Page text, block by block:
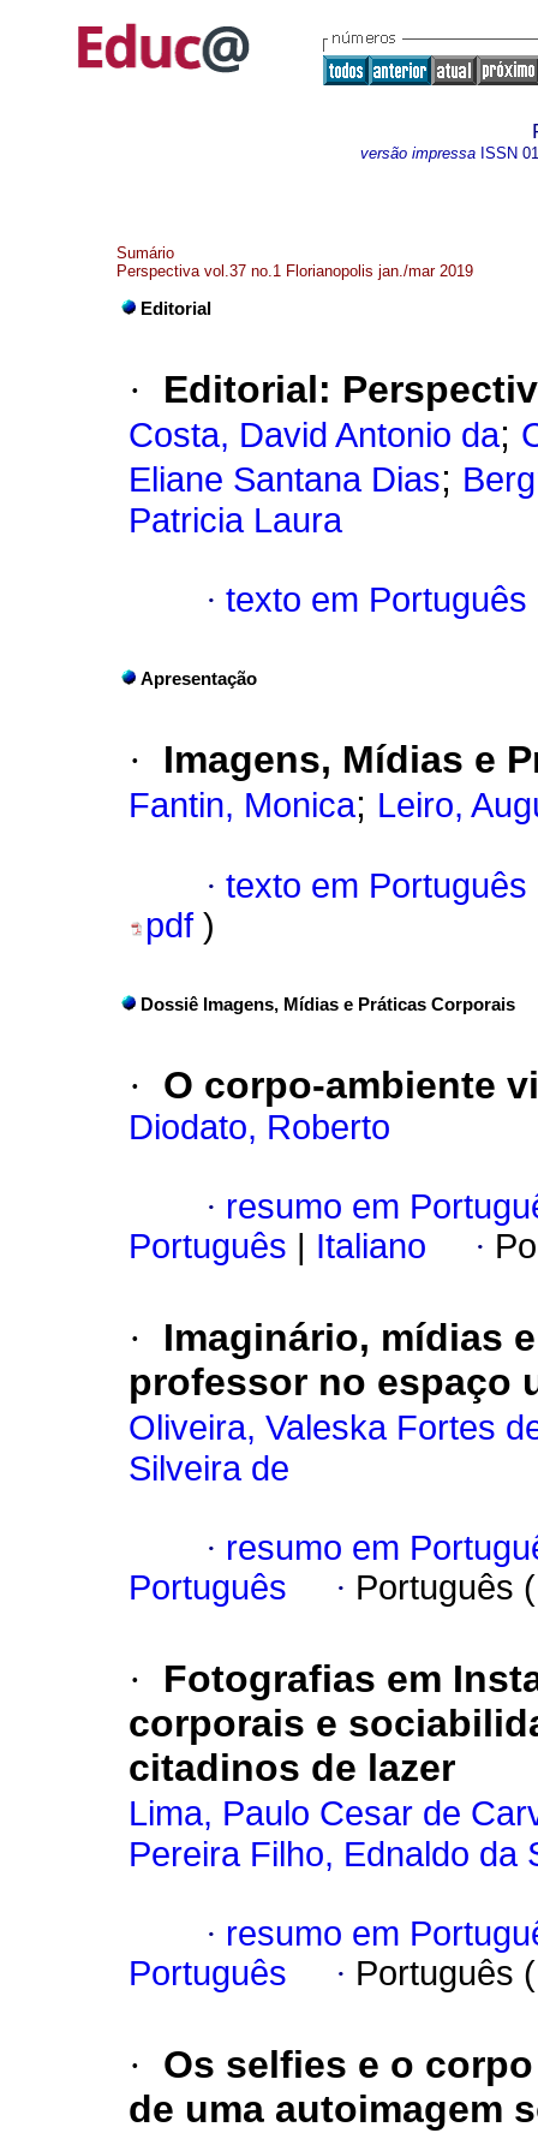
versão impressa ISSN
Sumário
Perspectiva vol.37 no.1 Florianopolis jan./mar 2019
Editorial
· Editorial:
Costa, David Antonio da;
Eliane Santana Dias;
Patricia Laura
· texto em Português
Apresentação
· Imagens, Mídias e
Fantin, Monica; Leiro,
· texto em Português
pdf )
Dossiê Imagens, Mídias e Práticas Corporais
· O corpo-ambiente
Diodato, Roberto
· resumo em
Português
Italiano ·
·
Imaginário, mídias
professor no espaço
Oliveira, Valeska Fortes
Silveira de
· resumo em
Português
· Português
·
Fotografias em
corporais e
citadinos de lazer
Lima, Paulo Cesar de
Pereira Filho, Ednaldo da
· resumo em
Português
· Português
·
Os selfies e o
de uma autoimagem